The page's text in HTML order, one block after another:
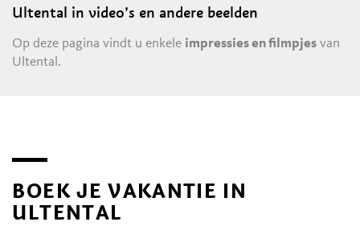
Ultental in video’s en andere beelden
Op deze pagina vindt u enkele impressies en filmpjes van
Ultental.
BOEK JE VAKANTIE IN
ULTENTAL